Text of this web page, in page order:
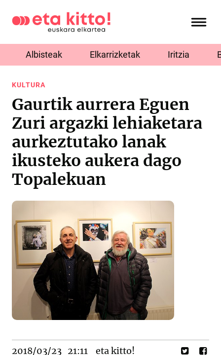
Albisteak Elkarrizketak Iritzia
KULTURA
Gaurtik aurrera Eguen
Zuri argazki lehiaketara
aurkeztutako lanak
ikusteko aukera dago
Topalekuan
2018/03/23 21:11 eta kitto!